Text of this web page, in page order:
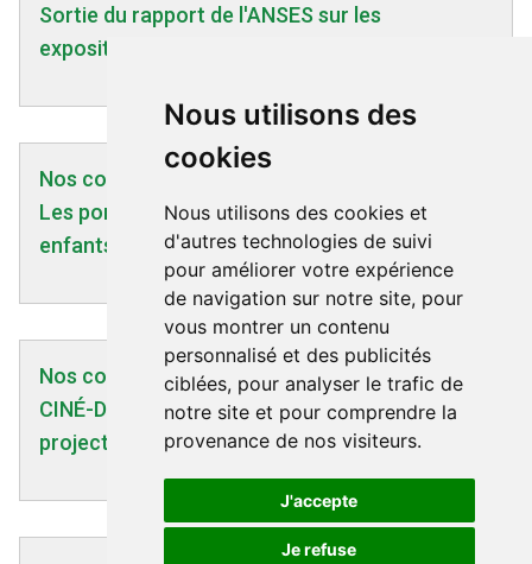
Nous utilisons des
cookies
Nous utilisons des cookies et
d'autres technologies de suivi
pour améliorer votre expérience
de navigation sur notre site, pour
vous montrer un contenu
personnalisé et des publicités
ciblées, pour analyser le trafic de
notre site et pour comprendre la
provenance de nos visiteurs.
J'accepte
Je refuse
Sortie du rapport de l'ANSES sur les
expositions à la 5G
Nos communiqués | 14/01/2005
Les portables ne sont-ils dangereux pour les
enfants qu'à l'Etranger ? 14/01/2005
Nos communiqués | 21/03/2024
CINÉ-DÉBAT le 24/03 à MURET (31) avec la
projection du film "La jungle des ondes"